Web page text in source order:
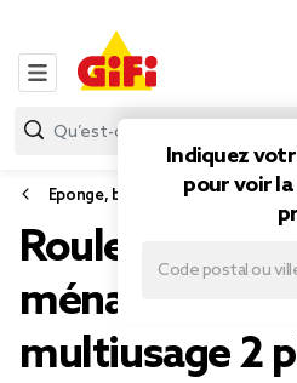
Indiquez
pour voir
Eponge, brosse et chiffon
Rouleau
ménager Karina
multiusage 2